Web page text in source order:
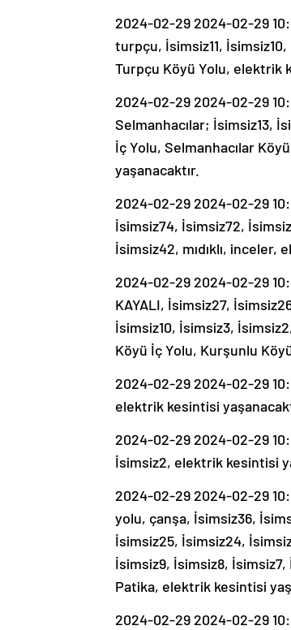
2024-02-29 2024-02-29
turpçu, İsimsiz11,
Turpçu Köyü Yolu, elektrik
2024-02-29 2024-02-29
Selmanhacılar; İsimsiz13,
İç Yolu, Selmanhacılar
yaşanacaktır.
2024-02-29 2024-02-29
İsimsiz74, İsimsiz72,
İsimsiz42, mıdıklı, inceler,
2024-02-29 2024-02-29
KAYALI, İsimsiz27,
İsimsiz10, İsimsiz3,
Köyü İç Yolu, Kurşunlu
2024-02-29 2024-02-29
elektrik kesintisi
2024-02-29 2024-02-29
İsimsiz2, elektrik kesintisi
2024-02-29 2024-02-29
yolu, çanşa, İsimsiz36,
İsimsiz25, İsimsiz24,
İsimsiz9, İsimsiz8, İsimsiz7,
Patika, elektrik kesintisi
2024-02-29 2024-02-29